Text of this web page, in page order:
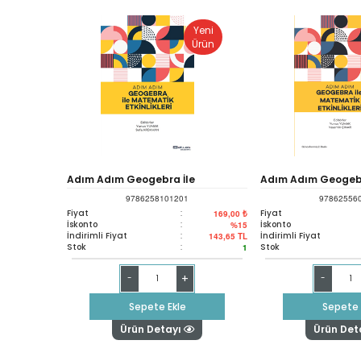
Yeni
Ürün
Adım Adım Geogebra İle
Matematik Etkinlikleri 1,baskı
9786258101201
Fiyat : 169,00 ₺
İskonto : %15
İndirimli Fiyat : 143,65 TL
Stok : 1
- +
Sepete Ekle
Ürün Detayı
Adım Adım
Matematik
Fiyat
İskonto
İndirimli Fiyat
Stok
-
Sepete
Ürün